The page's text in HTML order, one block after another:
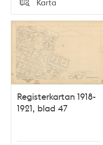
Typ
Karta
Registerkartan 1918-
1921, blad 47